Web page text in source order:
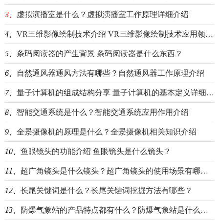
3、 虚拟演播室是什么？虚拟演播室工作原理详细介绍
4、 VR三维影像绘制技术介绍 VR三维影像绘制技术应用领域分享
5、 条码阅读器的产生背景 条码阅读器是什么东西？
6、 自然通风器通风方法有哪些？自然通风器工作原理介绍
7、 量子计算机的组成结构分享 量子计算机的基本定义详细介绍
8、 智能交通系统是什么？智能交通系统应用作用介绍
9、 全景摄像机的原理是什么？全景摄像机相关知识介绍
10、 鱼眼镜头的功能介绍 鱼眼镜头是什么镜头？
11、 超广角镜头是什么镜头？超广角镜头的使用场景有哪些？
12、 长尾关键词是什么？长尾关键词挖掘方法有哪些？
13、 防爆气象站的产品特点都有什么？防爆气象站是什么东西？